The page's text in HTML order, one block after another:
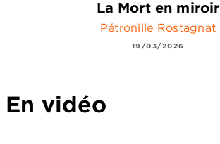
La Mort en miroir
Pétronille Rostagnat
19/03/2026
En vidéo